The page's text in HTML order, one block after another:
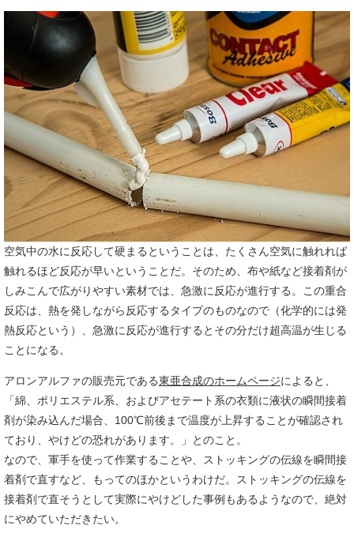
空気中の水に反応して硬まるということは、たくさん空気に触れれば
触れるほど反応が早いということだ。そのため、布や紙など接着剤が
しみこんで広がりやすい素材では、急激に反応が進行する。この重合
反応は、熱を発しながら反応するタイプのものなので（化学的には発
熱反応という）、急激に反応が進行するとその分だけ超高温が生じる
ことになる。
アロンアルファの販売元である東亜合成のホームページによると、
「綿、ポリエステル系、およびアセテート系の衣類に液状の瞬間接着
剤が染み込んだ場合、100℃前後まで温度が上昇することが確認され
ており、やけどの恐れがあります。」とのこと。
なので、軍手を使って作業することや、ストッキングの伝線を瞬間接
着剤で直すなど、もってのほかというわけだ。ストッキングの伝線を
接着剤で直そうとして実際にやけどした事例もあるようなので、絶対
にやめていただきたい。